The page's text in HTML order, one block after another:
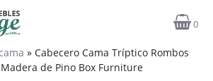
0
» Cabecero Cama Tríptico Rombos
de Pino Box Furniture